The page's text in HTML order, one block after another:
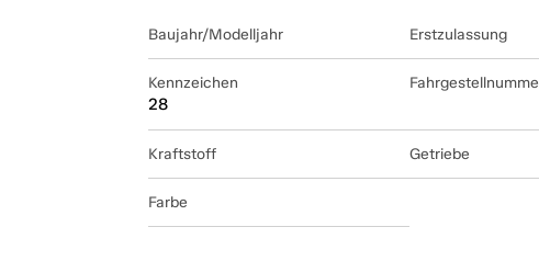
Baujahr/Modelljahr Erstzulassung
Kennzeichen
28
Kraftstoff Getriebe
Farbe